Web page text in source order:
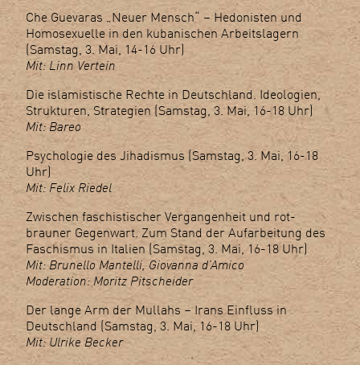
Che Guevaras „Neuer Mensch“ – Hedonisten und
Homosexuelle in den kubanischen Arbeitslagern
(Samstag, 3. Mai, 14-16 Uhr)
Mit: Linn Vertein
Die islamistische Rechte in Deutschland. Ideologien,
Strukturen, Strategien (Samstag, 3. Mai, 16-18 Uhr)
Mit: Bareo
Psychologie des Jihadismus (Samstag, 3. Mai, 16-18
Uhr)
Mit: Felix Riedel
Zwischen faschistischer Vergangenheit und rot-
brauner Gegenwart. Zum Stand der Aufarbeitung des
Faschismus in Italien (Samstag, 3. Mai, 16-18 Uhr)
Mit: Brunello Mantelli, Giovanna d’Amico
Moderation: Moritz Pitscheider
Der lange Arm der Mullahs – Irans Einfluss in
Deutschland (Samstag, 3. Mai, 16-18 Uhr)
Mit: Ulrike Becker